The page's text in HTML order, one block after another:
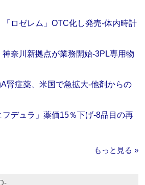
「ロゼレム」OTC化し発売‐体内時計
神奈川新拠点が業務開始‐3PL専用物
腎症薬、米国で急拡大‐他剤からの
フデュラ」薬価15％下げ‐8品目の再
もっと見る »